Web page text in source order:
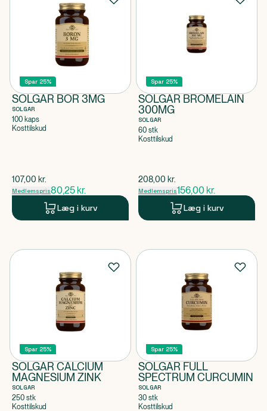
Spar 25%
SOLGAR BOR 3MG
SOLGAR
100 kaps
Kosttilskud
$gammel pris
107,00 kr.
Medlemspris80,25 kr.
Læg i kurv
Spar 25%
SOLGAR BROMELAIN
300MG
SOLGAR
60 stk
Kosttilskud
$gammel pris
208,00 kr.
Medlemspris156,00 kr.
Læg i kurv
Spar 25%
SOLGAR CALCIUM
MAGNESIUM ZINK
SOLGAR
250 stk
Kosttilskud
Spar 25%
SOLGAR FULL
SPECTRUM CURCUMIN
SOLGAR
30 stk
Kosttilskud